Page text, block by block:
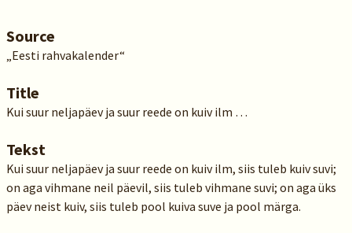
Source
„Eesti rahvakalender“
Title
Kui suur neljapäev ja suur reede on kuiv ilm …
Tekst
Kui suur neljapäev ja suur reede on kuiv ilm, siis tuleb kuiv suvi;
on aga vihmane neil päevil, siis tuleb vihmane suvi; on aga üks
päev neist kuiv, siis tuleb pool kuiva suve ja pool märga.